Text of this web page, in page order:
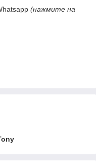
(нажмите на